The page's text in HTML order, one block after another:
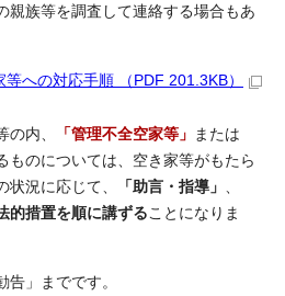
親族等を調査して連絡する場合もあ
への対応手順 （PDF 201.3KB）
内、 「管理不全空家等」 または
ものについては、空き家等がもたら
況に応じて、
「助言・指導」 、
的措置を順に講ずることになりま
」までです。